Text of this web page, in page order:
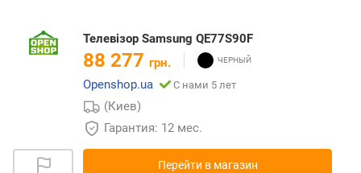
Телевізор Samsung QE77S90F
88 277 грн.
Openshop.ua
С нами 5 лет
(Киев)
Гарантия: 12 мес.
Перейти в магазин